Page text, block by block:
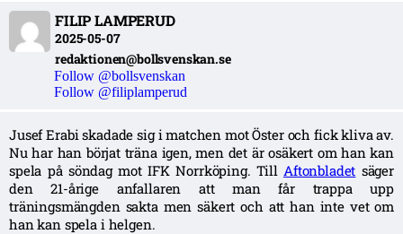
FILIP LAMPERUD
2025-05-07
redaktionen@bollsvenskan.se
Follow @bollsvenskan
Follow @filiplamperud
Jusef Erabi skadade sig i matchen mot Öster och fick kliva av.
Nu har han börjat träna igen, men det är osäkert om han kan
spela på söndag mot IFK Norrköping. Till Aftonbladet säger
den 21-årige anfallaren att man får trappa upp
träningsmängden sakta men säkert och att han inte vet om
han kan spela i helgen.